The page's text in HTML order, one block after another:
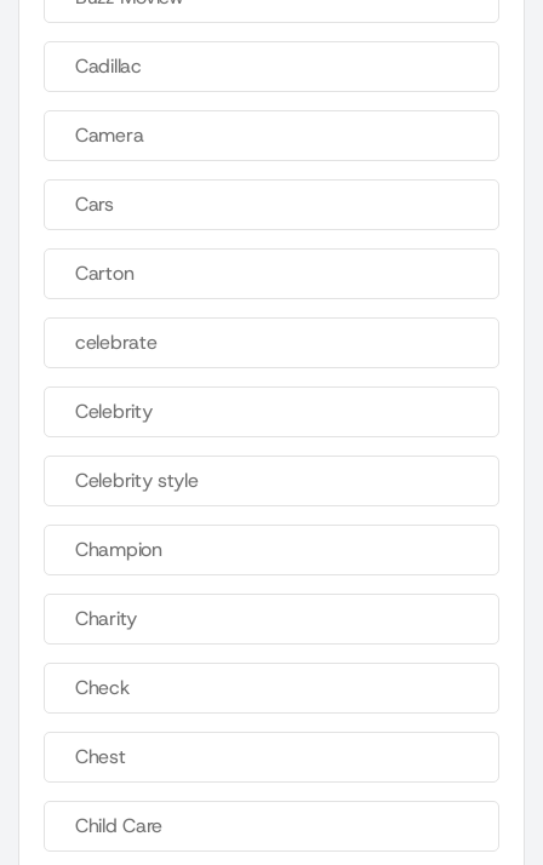
Cadillac
Camera
Cars
Carton
celebrate
Celebrity
Celebrity style
Champion
Charity
Check
Chest
Child Care